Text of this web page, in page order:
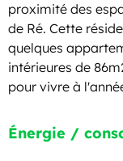
proximité des
de Ré. Cette
quelques
intérieures de
pour vivre à
Énergie /